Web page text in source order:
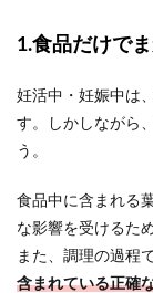
1.食品だけで
妊活中・妊娠中は
す。しかしながら
う。
食品中に含まれる
な影響を受けるた
また、調理の過程
含まれている正確